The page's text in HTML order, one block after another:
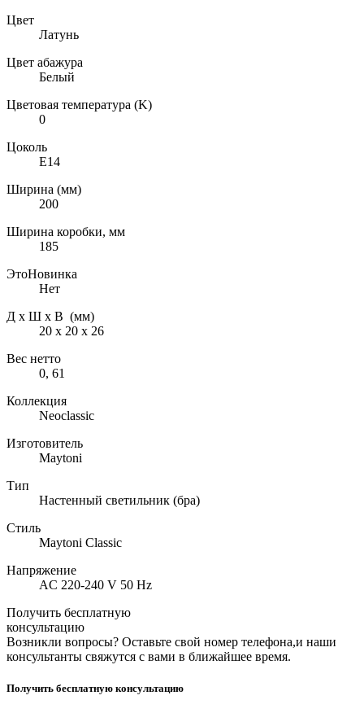
Цвет
Латунь
Цвет абажура
Белый
Цветовая температура (K)
0
Цоколь
E14
Ширина (мм)
200
Ширина коробки, мм
185
ЭтоНовинка
Нет
Д х Ш х В (мм)
20 х 20 х 26
Вес нетто
0, 61
Коллекция
Neoclassic
Изготовитель
Maytoni
Тип
Настенный светильник (бра)
Стиль
Maytoni Classic
Напряжение
AC 220-240 V 50 Hz
Получить бесплатную
консультацию
Возникли вопросы? Оставьте свой номер телефона,и наши
консультанты свяжутся с вами в ближайшее время.
Получить бесплатную консультацию